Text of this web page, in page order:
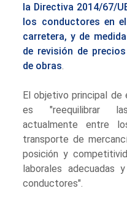
la Directiva 2014/67/
los conductores en
carretera, y de
de revisión de
de obras
El objetivo principal de
es "reequilibrar
actualmente entre
transporte de
posición y
laborales adecuadas
conductores".